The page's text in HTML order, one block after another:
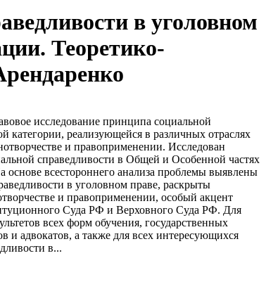
в уголовном
Теоретико-
исследование принципа социальной
категории, реализующейся в различных отраслях
и правоприменении. Исследован
справедливости в Общей и Особенной частях
основе всестороннего анализа проблемы выявлены
в уголовном праве, раскрыты
и правоприменении, особый акцент
Суда РФ и Верховного Суда РФ. Для
всех форм обучения, государственных
адвокатов, а также для всех интересующихся
в...